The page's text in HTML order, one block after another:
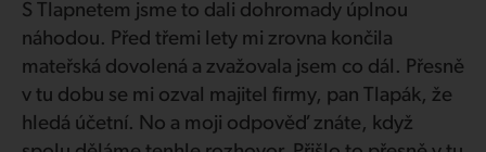
S Tlapnetem jsme to dali dohromady úplnou
náhodou. Před třemi lety mi zrovna končila
mateřská dovolená a zvažovala jsem co dál. Přesně
v tu dobu se mi ozval majitel firmy, pan Tlapák, že
hledá účetní. No a moji odpověď znáte, když